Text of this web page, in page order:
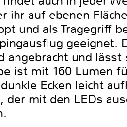
ihr auf ebenen
und als Tragegriff
geeignet.
angebracht und lässt
ist mit 160 Lumen
Ecken leicht
der mit den LEDs